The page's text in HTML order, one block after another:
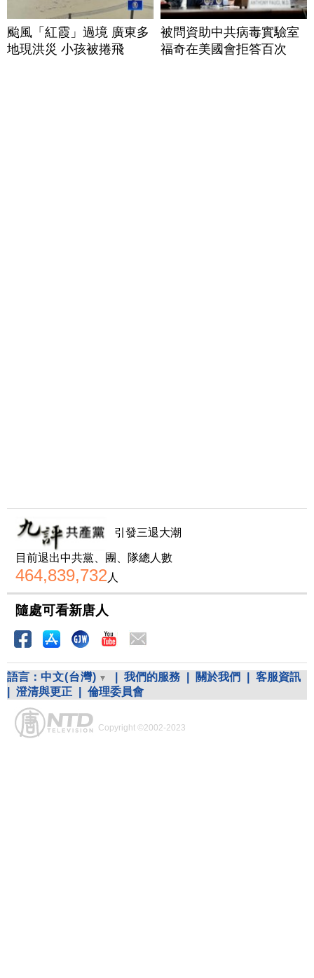
颱風「紅霞」過境 廣東多
地現洪災 小孩被捲飛
被問資助中共病毒實驗室
福奇在美國會拒答百次
引發三退大潮
目前退出中共黨、團、隊總人數
464,839,732 人
隨處可看新唐人
語言： 中文(台灣) 我們的服務 關於我們
客服資訊
澄清與更正 倫理委員會
Copyright ©2002-2023